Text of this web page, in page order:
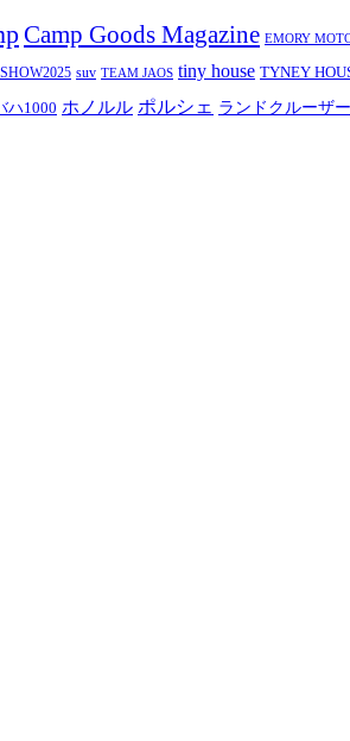
Camp Goods Magazine EMORY
suv TEAM JAOS tiny house TYNEY
ハ1000 ホノルル ポルシェ ランドクルーザー